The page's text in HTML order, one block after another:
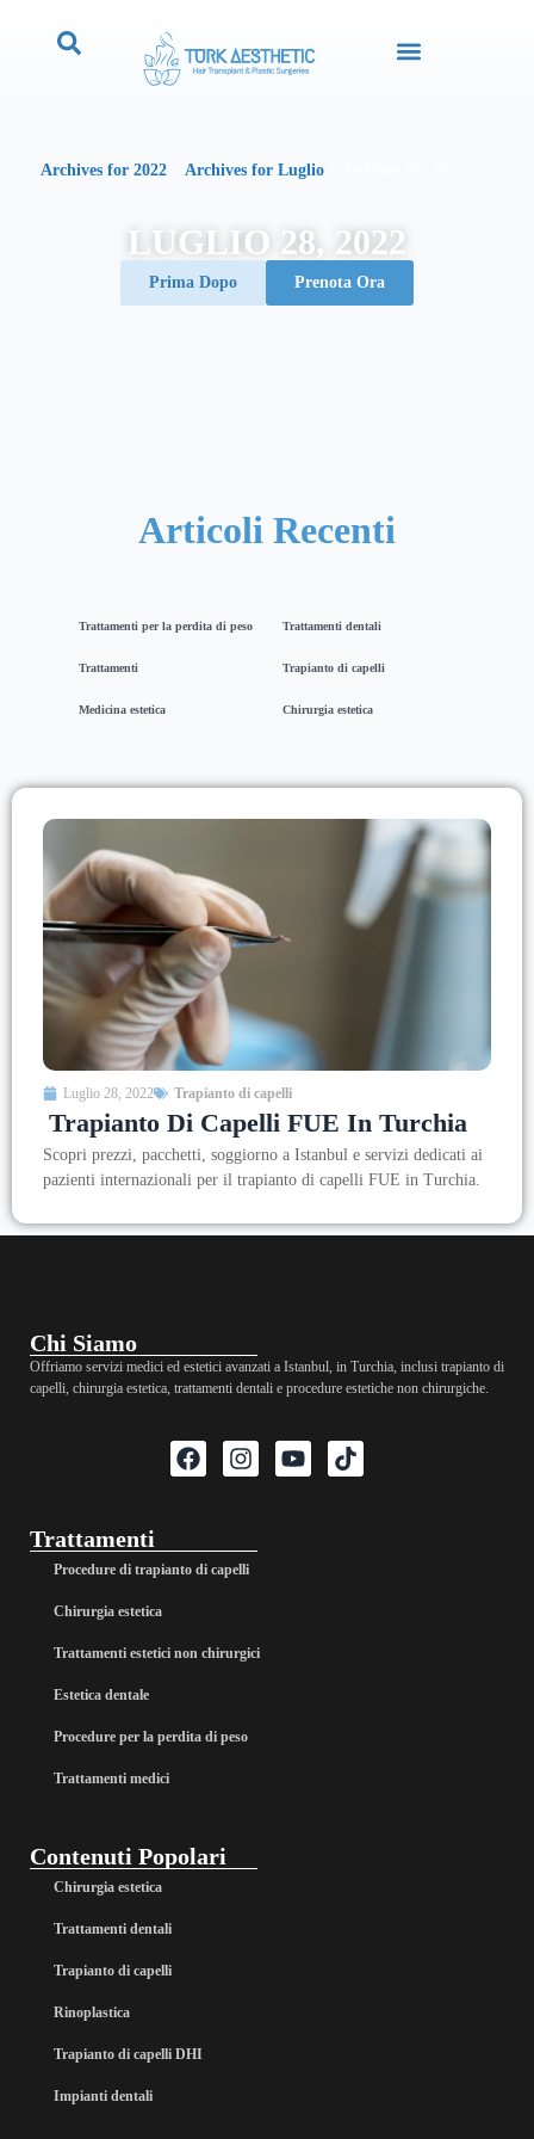
Archives for 2022 Archives for Luglio
LUGLIO 28, 2022
Prima Dopo Prenota Ora
Articoli Recenti
Trattamenti per la perdita di peso Trattamenti dentali
Trattamenti Trapianto di capelli
Medicina estetica Chirurgia estetica
Luglio 28, 2022 Trapianto di capelli
Trapianto Di Capelli FUE In Turchia
Scopri prezzi, pacchetti, soggiorno a Istanbul e servizi dedicati ai
pazienti internazionali per il trapianto di capelli FUE in Turchia.
Chi Siamo
Offriamo servizi medici ed estetici avanzati a Istanbul, in Turchia, inclusi trapianto di
capelli, chirurgia estetica, trattamenti dentali e procedure estetiche non chirurgiche.
Trattamenti
Procedure di trapianto di capelli
Chirurgia estetica
Trattamenti estetici non chirurgici
Estetica dentale
Procedure per la perdita di peso
Trattamenti medici
Contenuti Popolari
Chirurgia estetica
Trattamenti dentali
Trapianto di capelli
Rinoplastica
Trapianto di capelli DHI
Impianti dentali